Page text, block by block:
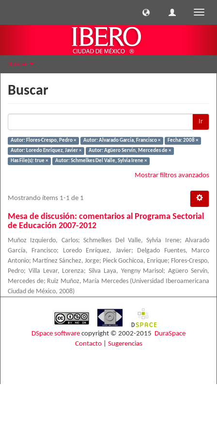
Buscar
Buscar
Ir
Autor: Flores-Crespo, Pedro × Autor: Alvarado García, Francisco ×
Fecha: 2008 ×
Autor: Loredo Enríquez, Javier ×
Autor: Agüero Servín, Mercedes de ×
Has File(s): true ×
Autor: Schmelkes Del Valle, Sylvia Irene ×
Mostrar filtros avanzados
Mostrando ítems 1-1 de 1
Mesa de discusión: comentarios al Programa Sectorial
de Educación 2007-2012
Muñoz Izquierdo, Carlos;Schmelkes Del Valle, Sylvia Irene; Alvarado
García, Francisco; Loredo Enríquez, Javier;
Delgado Fuentes, Marco
Antonio; Martínez Sánchez, Jorge; Pieck Gochicoa, Enrique; Flores-Crespo,
Pedro; Villa Levar, Lorenza;Silva Laya, Yengny Marisol ;Agüero Servín,
Mercedes de; Ruiz Muñoz, María Mercedes (Universidad Iberoamericana
Ciudad de México, 2008)
DSpace software copyright © 2002-2015 DuraSpace
Contacto| Sugerencias